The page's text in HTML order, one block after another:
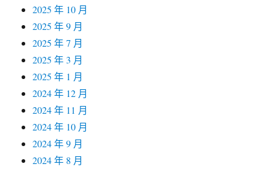
2025 年 10 月
2025 年 9 月
2025 年 7 月
2025 年 3 月
2025 年 1 月
2024 年 12 月
2024 年 11 月
2024 年 10 月
2024 年 9 月
2024 年 8 月